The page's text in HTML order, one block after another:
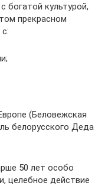
богатой культурой,
прекрасном
(Беловежская
белорусского Деда
50 лет особо
целебное действие